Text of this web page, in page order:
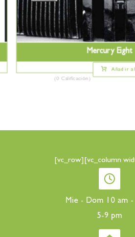
Mercury Eight
(0 Calificación)
Añadir
[vc_row][vc_column
Mie - Dom 10 am -
5-9 pm